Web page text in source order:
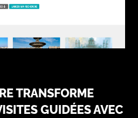
TRANSFORME
GUIDÉES AVEC